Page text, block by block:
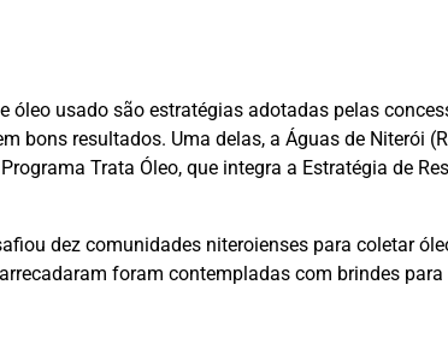
óleo usado são estratégias adotadas pelas
bons resultados. Uma delas, a Águas de Niterói
Trata Óleo, que integra a Estratégia de
dez comunidades niteroienses para coletar
foram contempladas com brindes